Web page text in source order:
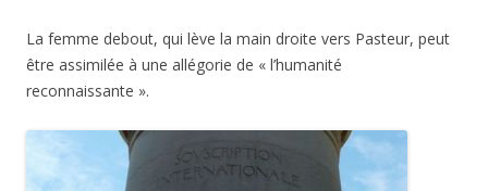
La femme debout, qui lève la main droite vers Pasteur, peut
être assimilée à une allégorie de « l’humanité
reconnaissante ».